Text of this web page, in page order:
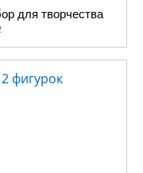
для творчества